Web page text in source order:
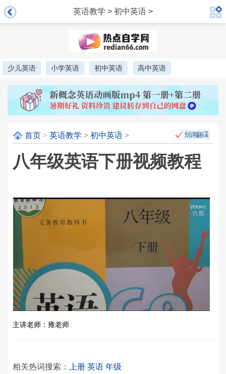
英语教学 > 初中英语 >
少儿英语 小学英语 初中英语 高中英语
首页 > 英语教学 > 初中英语 >
八年级英语下册视频教程
主讲老师：雍老师
相关热词搜索： 上册 英语 年级